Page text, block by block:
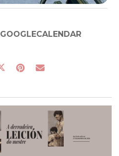
GOOGLECALENDAR